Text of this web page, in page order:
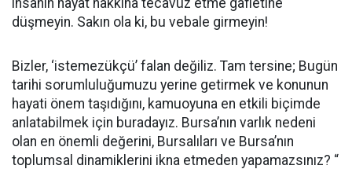
insanın hayat hakkına tecavüz etme gafletine
düşmeyin. Sakın ola ki, bu vebale girmeyin!
Bizler, ‘istemezükçü’ falan değiliz. Tam tersine; Bugün
tarihi sorumluluğumuzu yerine getirmek ve konunun
hayati önem taşıdığını, kamuoyuna en etkili biçimde
anlatabilmek için buradayız. Bursa’nın varlık nedeni
olan en önemli değerini, Bursalıları ve Bursa’nın
toplumsal dinamiklerini ikna etmeden yapamazsınız? “